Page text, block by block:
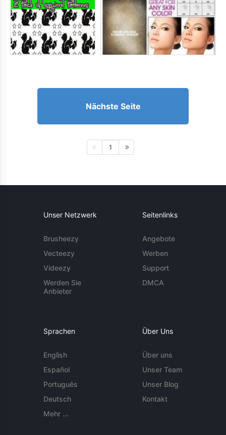
Nächste Seite
1
Unser Netzwerk
Brusheezy
Vecteezy
Videezy
Werden Sie
Anbieter
Seitenlinks
Angebote
Werben
Support
DMCA
Sprachen
English
Español
Português
Deutsch
Mehr ...
Über Uns
Über uns
Unser Team
Unser Blog
Kontakt